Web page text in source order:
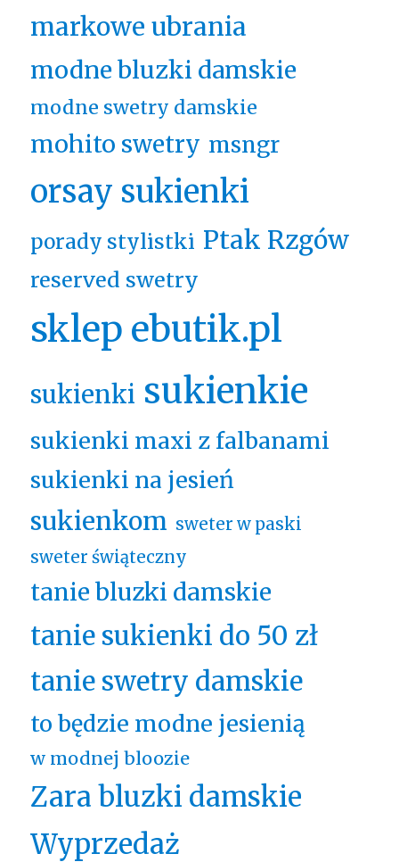
markowe ubrania
modne bluzki damskie
modne swetry damskie
mohito swetry msngr
orsay sukienki
porady stylistki Ptak Rzgów
reserved swetry
sklep ebutik.pl
sukienki sukienkie
sukienki maxi z falbanami
sukienki na jesień
sukienkom sweter w paski
sweter świąteczny
tanie bluzki damskie
tanie sukienki do 50 zł
tanie swetry damskie
to będzie modne jesienią
w modnej bloozie
Zara bluzki damskie
Wyprzedaż